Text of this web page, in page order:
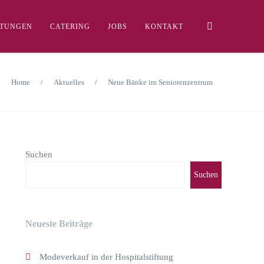
CATERING JOBS KONTAKT
Home / Aktuelles / Neue Bänke im Seniorenzentrum
Suchen
Suchen
Neueste Beiträge
Modeverkauf in der Hospitalstiftung